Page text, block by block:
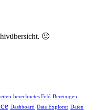
🙂
berechnetes Feld Bereinigen
Dashboard Data Explorer Daten